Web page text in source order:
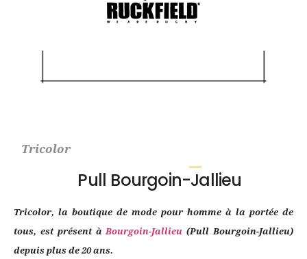
Tricolor
Pull Bourgoin-Jallieu
Tricolor, la boutique de mode pour homme à la portée de
tous, est présent àBourgoin-Jallieu (Pull Bourgoin-Jallieu)
depuis plus de 20 ans.